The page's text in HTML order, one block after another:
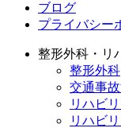
ブログ
プライバシー
整形外科・リ
整形外科
交通事
リハビ
リハビ